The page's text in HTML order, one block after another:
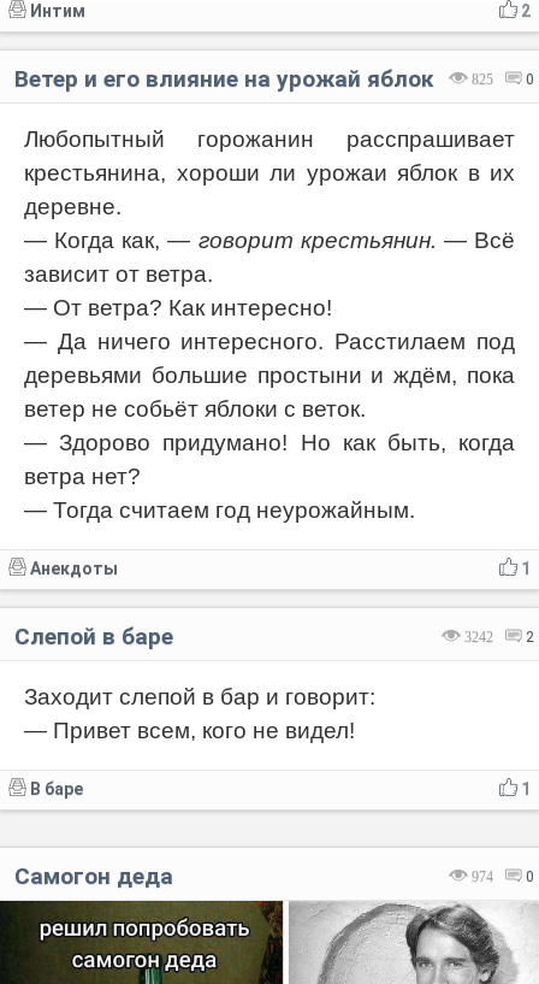
2
Интим
825 0
Ветер и его влияние на урожай яблок
Любопытный горожанин расспрашивает
крестьянина, хороши ли урожаи яблок в их
деревне.
— Когда как,— говорит крестьянин. — Всё
зависит от ветра.
— От ветра? Как интересно!
— Да ничего интересного. Расстилаем под
деревьями большие простыни и ждём, пока
ветер не собьёт яблоки с веток.
— Здорово придумано! Но как быть, когда
ветра нет?
— Тогда считаем год неурожайным.
1
Анекдоты
3242 2
Слепой в баре
Заходит слепой в бар и говорит:
— Привет всем, кого не видел!
1
В баре
974 0
Самогон деда